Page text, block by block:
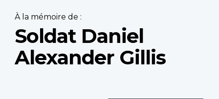
À la mémoire de :
Soldat Daniel
Alexander Gillis